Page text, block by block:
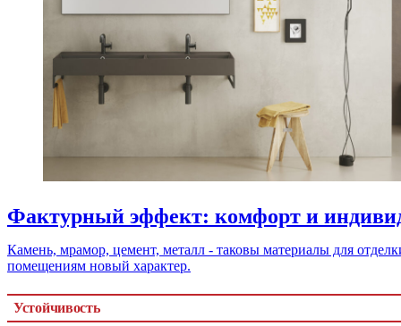
Фактурный эффект: комфорт и
Камень, мрамор, цемент, металл - таковы материалы для
помещениям новый характер.
Устойчивость